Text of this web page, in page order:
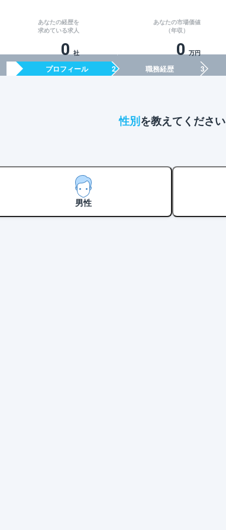
あなたの経歴を
求めている求人
0 社
あなたの市場価値
（年収）
0 万円
プロフィール 職務経歴
性別を教えてください
男性